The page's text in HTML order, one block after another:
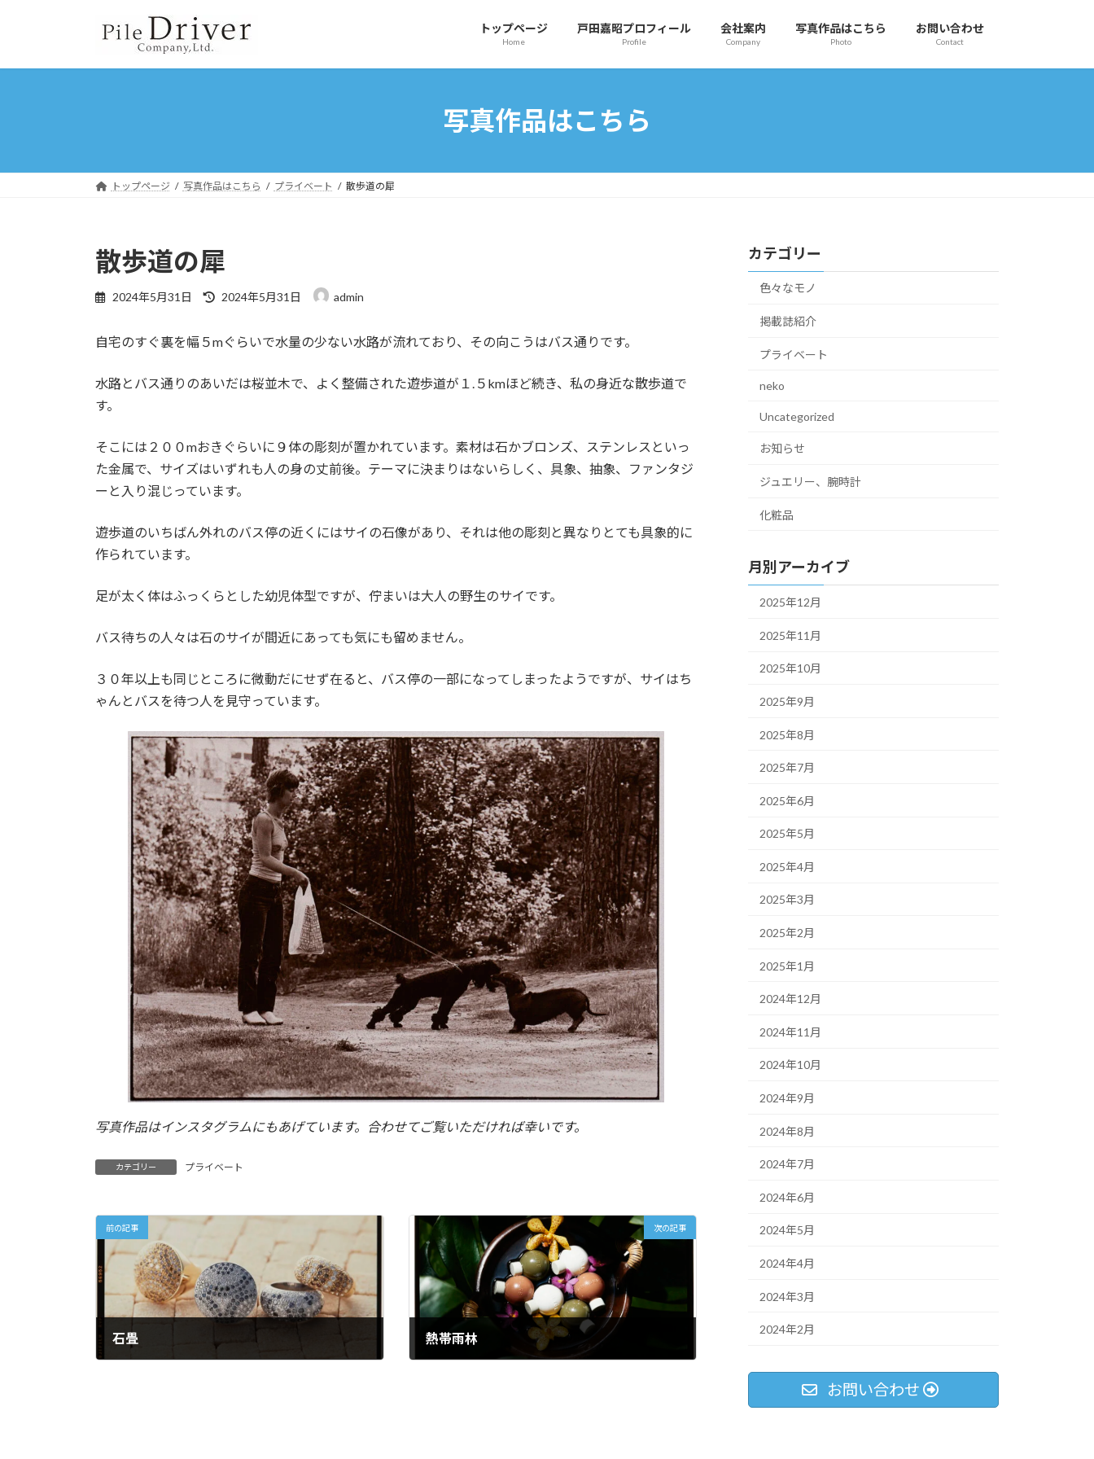
ン
ー
トップページ
Home
戸田嘉昭プロフィール
Profile
会社案内
Company
写真作品はこちら
Photo
お問い合わせ
Contact
写真作品はこちら
トップページ 写真作品はこちら プライベート 散歩道の犀
散歩道の犀
2024年5月31日
最
新
時
:
2024年5月31日 admin
自宅のすぐ裏を幅５mぐらいで水量の少ない水路が流れており、その向こうはバス通りです。
水路とバス通りのあいだは桜並木で、よく整備された遊歩道が１.５kmほど続き、私の身近な散歩道で
す。
そこには２００mおきぐらいに９体の彫刻が置かれています。素材は石かブロンズ、ステンレスといっ
た金属で、サイズはいずれも人の身の丈前後。テーマに決まりはないらしく、具象、抽象、ファンタジ
ーと入り混じっています。
遊歩道のいちばん外れのバス停の近くにはサイの石像があり、それは他の彫刻と異なりとても具象的に
作られています。
足が太く体はふっくらとした幼児体型ですが、佇まいは大人の野生のサイです。
バス待ちの人々は石のサイが間近にあっても気にも留めません。
３０年以上も同じところに微動だにせず在ると、バス停の一部になってしまったようですが、サイはち
ゃんとバスを待つ人を見守っています。
写真作品はインスタグラムにもあげています。合わせてご覧いただければ幸いです。
カテゴリー プライベート
前の記事
石畳
次の記事
熱帯雨林
カテゴリー
色々なモノ
掲載誌紹介
プライベート
neko
Uncategorized
お知らせ
ジュエリー、腕時計
化粧品
月別アーカイブ
2025年12月
2025年11月
2025年10月
2025年9月
2025年8月
2025年7月
2025年6月
2025年5月
2025年4月
2025年3月
2025年2月
2025年1月
2024年12月
2024年11月
2024年10月
2024年9月
2024年8月
2024年7月
2024年6月
2024年5月
2024年4月
2024年3月
2024年2月
お問い合わせ